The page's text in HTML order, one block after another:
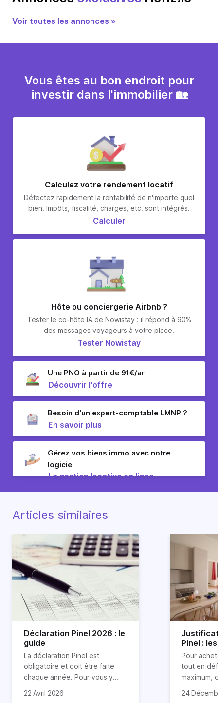
Voir toutes les annonces »
Vous êtes au bon endroit pour
investir dans l'immobilier 🏡
Calculez votre rendement locatif
Détectez rapidement la rentabilité de n'importe quel
bien. Impôts, fiscalité, charges, etc. sont intégrés.
Calculer
Hôte ou conciergerie Airbnb ?
Tester le co-hôte IA de Nowistay : il répond à 90%
des messages voyageurs à votre place.
Tester Nowistay
Une PNO à partir de 91€/an
Découvrir l'offre
Besoin d'un expert-comptable LMNP ?
En savoir plus
Gérez vos biens immo avec notre
logiciel
La gestion locative en ligne
Articles similaires
Déclaration Pinel 2026 : le
guide
La déclaration Pinel est
obligatoire et doit être faite
chaque année. Pour vous y
toutes les spécificités de cette
22 Avril 2026
Pinel :
Pour
tout en
maximum,
comme
24